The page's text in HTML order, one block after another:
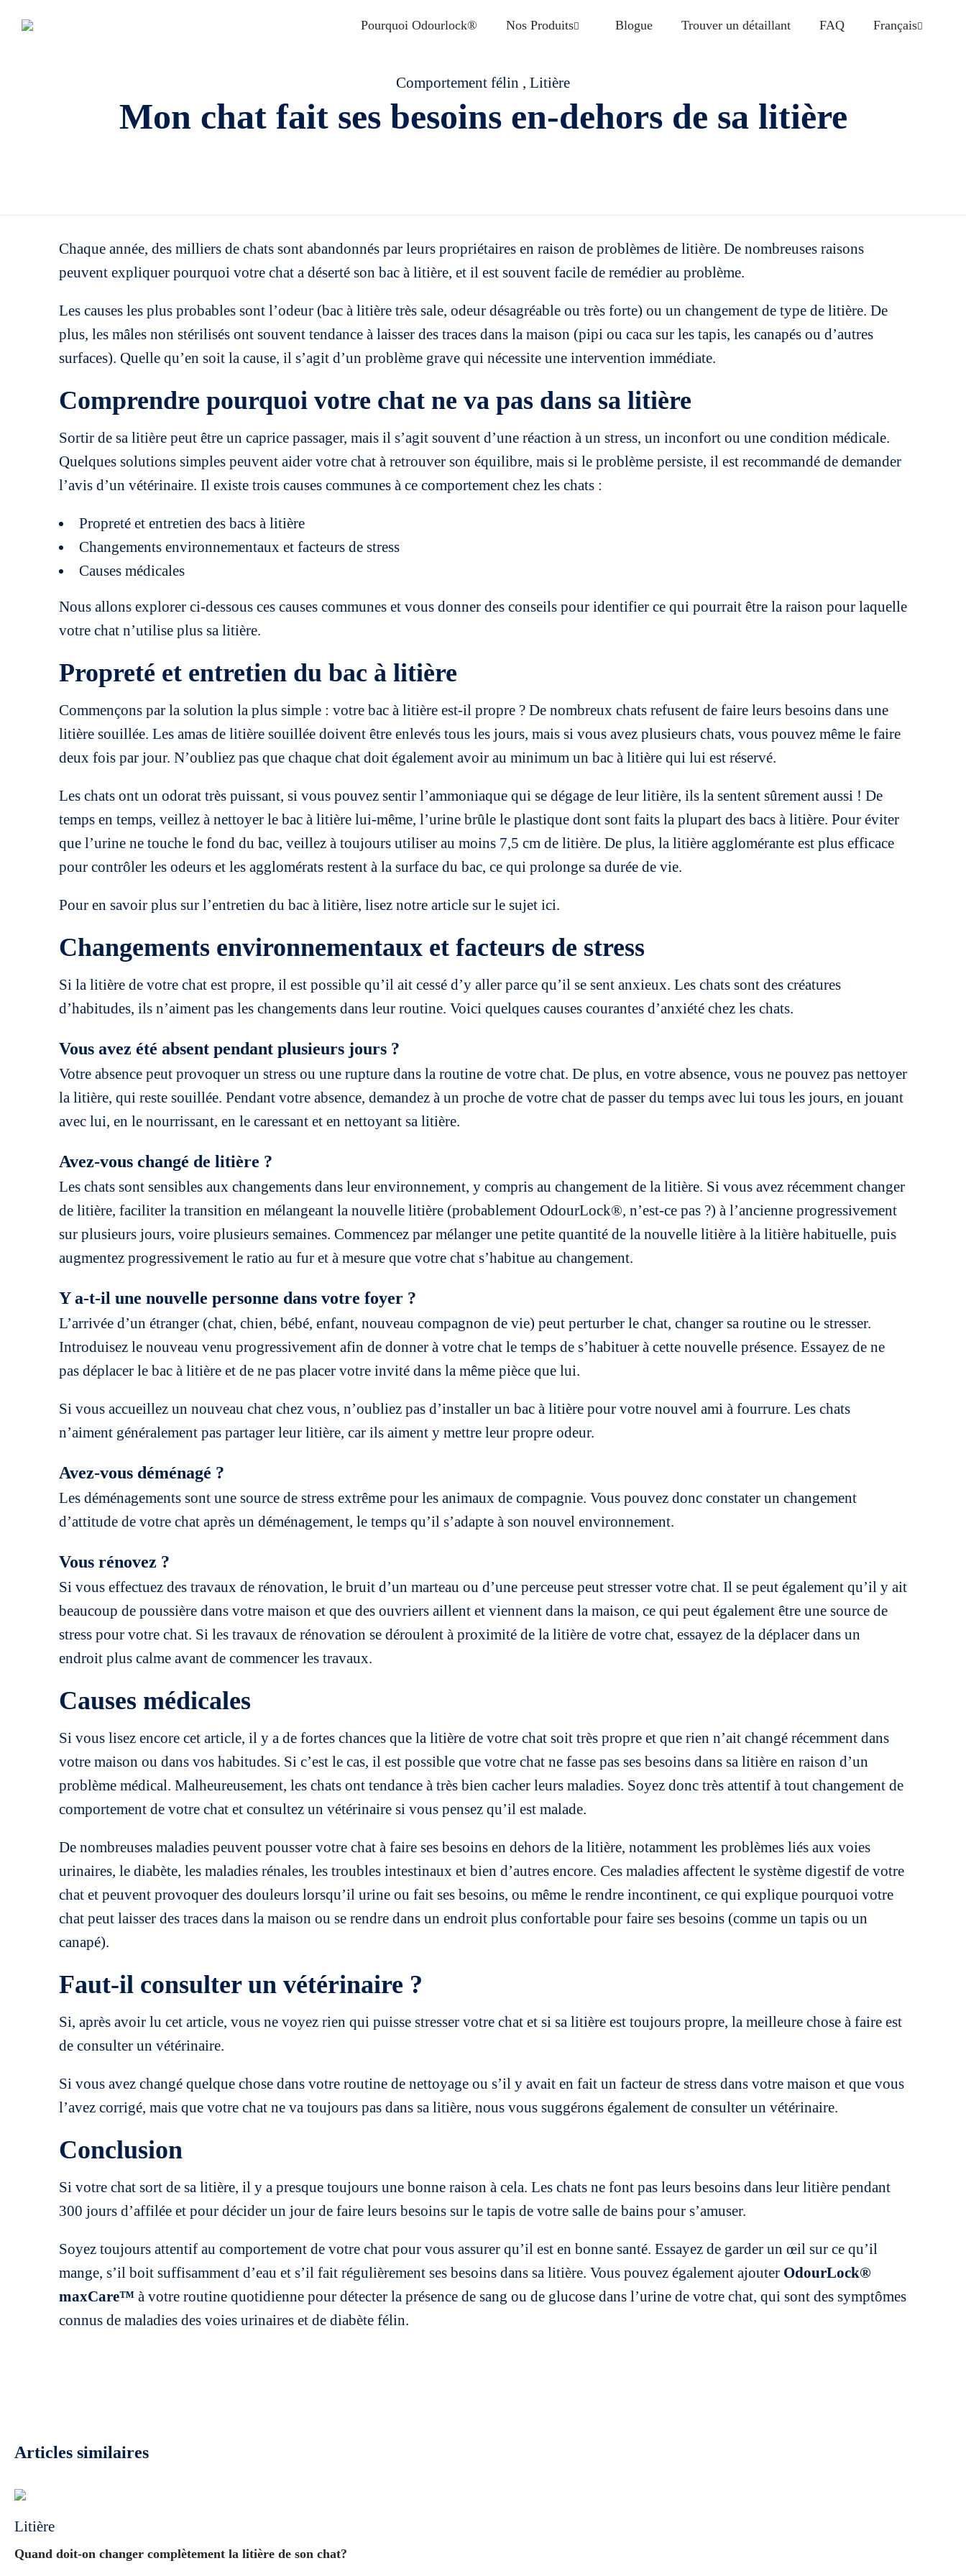
Pourquoi Odourlock® Nos Produits Blogue Trouver un détaillant FAQ Français
Comportement félin , Litière
Mon chat fait ses besoins en-dehors de sa litière
Chaque année, des milliers de chats sont abandonnés par leurs propriétaires en raison de problèmes de litière. De nombreuses raisons
peuvent expliquer pourquoi votre chat a déserté son bac à litière, et il est souvent facile de remédier au problème.
Les causes les plus probables sont l’odeur (bac à litière très sale, odeur désagréable ou très forte) ou un changement de type de litière. De
plus, les mâles non stérilisés ont souvent tendance à laisser des traces dans la maison (pipi ou caca sur les tapis, les canapés ou d’autres
surfaces). Quelle qu’en soit la cause, il s’agit d’un problème grave qui nécessite une intervention immédiate.
Comprendre pourquoi votre chat ne va pas dans sa litière
Sortir de sa litière peut être un caprice passager, mais il s’agit souvent d’une réaction à un stress, un inconfort ou une condition médicale.
Quelques solutions simples peuvent aider votre chat à retrouver son équilibre, mais si le problème persiste, il est recommandé de demander
l’avis d’un vétérinaire. Il existe trois causes communes à ce comportement chez les chats :
Propreté et entretien des bacs à litière
Changements environnementaux et facteurs de stress
Causes médicales
Nous allons explorer ci-dessous ces causes communes et vous donner des conseils pour identifier ce qui pourrait être la raison pour laquelle
votre chat n’utilise plus sa litière.
Propreté et entretien du bac à litière
Commençons par la solution la plus simple : votre bac à litière est-il propre ? De nombreux chats refusent de faire leurs besoins dans une
litière souillée. Les amas de litière souillée doivent être enlevés tous les jours, mais si vous avez plusieurs chats, vous pouvez même le faire
deux fois par jour. N’oubliez pas que chaque chat doit également avoir au minimum un bac à litière qui lui est réservé.
Les chats ont un odorat très puissant, si vous pouvez sentir l’ammoniaque qui se dégage de leur litière, ils la sentent sûrement aussi ! De
temps en temps, veillez à nettoyer le bac à litière lui-même, l’urine brûle le plastique dont sont faits la plupart des bacs à litière. Pour éviter
que l’urine ne touche le fond du bac, veillez à toujours utiliser au moins 7,5 cm de litière. De plus, la litière agglomérante est plus efficace
pour contrôler les odeurs et les agglomérats restent à la surface du bac, ce qui prolonge sa durée de vie.
Pour en savoir plus sur l’entretien du bac à litière, lisez notre article sur le sujet ici.
Changements environnementaux et facteurs de stress
Si la litière de votre chat est propre, il est possible qu’il ait cessé d’y aller parce qu’il se sent anxieux. Les chats sont des créatures
d’habitudes, ils n’aiment pas les changements dans leur routine. Voici quelques causes courantes d’anxiété chez les chats.
Vous avez été absent pendant plusieurs jours ?
Votre absence peut provoquer un stress ou une rupture dans la routine de votre chat. De plus, en votre absence, vous ne pouvez pas nettoyer
la litière, qui reste souillée. Pendant votre absence, demandez à un proche de votre chat de passer du temps avec lui tous les jours, en jouant
avec lui, en le nourrissant, en le caressant et en nettoyant sa litière.
Avez-vous changé de litière ?
Les chats sont sensibles aux changements dans leur environnement, y compris au changement de la litière. Si vous avez récemment changer
de litière, faciliter la transition en mélangeant la nouvelle litière (probablement OdourLock®, n’est-ce pas ?) à l’ancienne progressivement
sur plusieurs jours, voire plusieurs semaines. Commencez par mélanger une petite quantité de la nouvelle litière à la litière habituelle, puis
augmentez progressivement le ratio au fur et à mesure que votre chat s’habitue au changement.
Y a-t-il une nouvelle personne dans votre foyer ?
L’arrivée d’un étranger (chat, chien, bébé, enfant, nouveau compagnon de vie) peut perturber le chat, changer sa routine ou le stresser.
Introduisez le nouveau venu progressivement afin de donner à votre chat le temps de s’habituer à cette nouvelle présence. Essayez de ne
pas déplacer le bac à litière et de ne pas placer votre invité dans la même pièce que lui.
Si vous accueillez un nouveau chat chez vous, n’oubliez pas d’installer un bac à litière pour votre nouvel ami à fourrure. Les chats
n’aiment généralement pas partager leur litière, car ils aiment y mettre leur propre odeur.
Avez-vous déménagé ?
Les déménagements sont une source de stress extrême pour les animaux de compagnie. Vous pouvez donc constater un changement
d’attitude de votre chat après un déménagement, le temps qu’il s’adapte à son nouvel environnement.
Vous rénovez ?
Si vous effectuez des travaux de rénovation, le bruit d’un marteau ou d’une perceuse peut stresser votre chat. Il se peut également qu’il y ait
beaucoup de poussière dans votre maison et que des ouvriers aillent et viennent dans la maison, ce qui peut également être une source de
stress pour votre chat. Si les travaux de rénovation se déroulent à proximité de la litière de votre chat, essayez de la déplacer dans un
endroit plus calme avant de commencer les travaux.
Causes médicales
Si vous lisez encore cet article, il y a de fortes chances que la litière de votre chat soit très propre et que rien n’ait changé récemment dans
votre maison ou dans vos habitudes. Si c’est le cas, il est possible que votre chat ne fasse pas ses besoins dans sa litière en raison d’un
problème médical. Malheureusement, les chats ont tendance à très bien cacher leurs maladies. Soyez donc très attentif à tout changement de
comportement de votre chat et consultez un vétérinaire si vous pensez qu’il est malade.
De nombreuses maladies peuvent pousser votre chat à faire ses besoins en dehors de la litière, notamment les problèmes liés aux voies
urinaires, le diabète, les maladies rénales, les troubles intestinaux et bien d’autres encore. Ces maladies affectent le système digestif de votre
chat et peuvent provoquer des douleurs lorsqu’il urine ou fait ses besoins, ou même le rendre incontinent, ce qui explique pourquoi votre
chat peut laisser des traces dans la maison ou se rendre dans un endroit plus confortable pour faire ses besoins (comme un tapis ou un
canapé).
Faut-il consulter un vétérinaire ?
Si, après avoir lu cet article, vous ne voyez rien qui puisse stresser votre chat et si sa litière est toujours propre, la meilleure chose à faire est
de consulter un vétérinaire.
Si vous avez changé quelque chose dans votre routine de nettoyage ou s’il y avait en fait un facteur de stress dans votre maison et que vous
l’avez corrigé, mais que votre chat ne va toujours pas dans sa litière, nous vous suggérons également de consulter un vétérinaire.
Conclusion
Si votre chat sort de sa litière, il y a presque toujours une bonne raison à cela. Les chats ne font pas leurs besoins dans leur litière pendant
300 jours d’affilée et pour décider un jour de faire leurs besoins sur le tapis de votre salle de bains pour s’amuser.
Soyez toujours attentif au comportement de votre chat pour vous assurer qu’il est en bonne santé. Essayez de garder un œil sur ce qu’il
mange, s’il boit suffisamment d’eau et s’il fait régulièrement ses besoins dans sa litière. Vous pouvez également ajouter OdourLock®
maxCare™ à votre routine quotidienne pour détecter la présence de sang ou de glucose dans l’urine de votre chat, qui sont des symptômes
connus de maladies des voies urinaires et de diabète félin.
Articles similaires
Litière
Quand doit-on changer complètement la litière de son chat?